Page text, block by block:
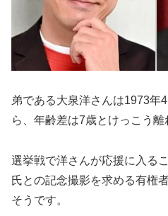
弟である大泉洋さんは1973年
ら、年齢差は7歳とけっこう離
選挙戦で洋さんが応援に入る
氏との記念撮影を求める有権
そうです。